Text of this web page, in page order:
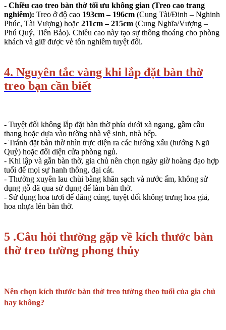
- Chiều cao treo bàn thờ tối ưu không gian (Treo cao trang
nghiêm): Treo ở độ cao 193cm – 196cm (Cung Tài/Đinh – Nghinh
Phúc, Tài Vượng) hoặc 211cm – 215cm (Cung Nghĩa/Vượng –
Phú Quý, Tiến Bảo). Chiều cao này tạo sự thông thoáng cho phòng
khách và giữ được vẻ tôn nghiêm tuyệt đối.
4. Nguyên tắc vàng khi lắp đặt bàn thờ
treo bạn cần biết
- Tuyệt đối không lắp đặt bàn thờ phía dưới xà ngang, gầm cầu
thang hoặc dựa vào tường nhà vệ sinh, nhà bếp.
- Tránh đặt bàn thờ nhìn trực diện ra các hướng xấu (hướng Ngũ
Quỷ) hoặc đối diện cửa phòng ngủ.
- Khi lập và gắn bàn thờ, gia chủ nên chọn ngày giờ hoàng đạo hợp
tuổi để mọi sự hanh thông, đại cát.
- Thường xuyên lau chùi bằng khăn sạch và nước ấm, không sử
dụng gỗ đã qua sử dụng để làm bàn thờ.
- Sử dụng hoa tươi để dâng cúng, tuyệt đối không trưng hoa giả,
hoa nhựa lên bàn thờ.
5 .Câu hỏi thường gặp về kích thước bàn
thờ treo tường phong thủy
Nên chọn kích thước bàn thờ treo tường theo tuổi của gia chủ
hay không?